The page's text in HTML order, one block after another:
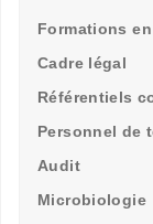
Formations
Cadre légal
Référentiels
Personnel de
Audit
Microbiologie